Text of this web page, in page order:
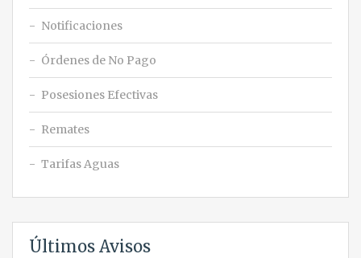
Notificaciones
Órdenes de No Pago
Posesiones Efectivas
Remates
Tarifas Aguas
Últimos Avisos